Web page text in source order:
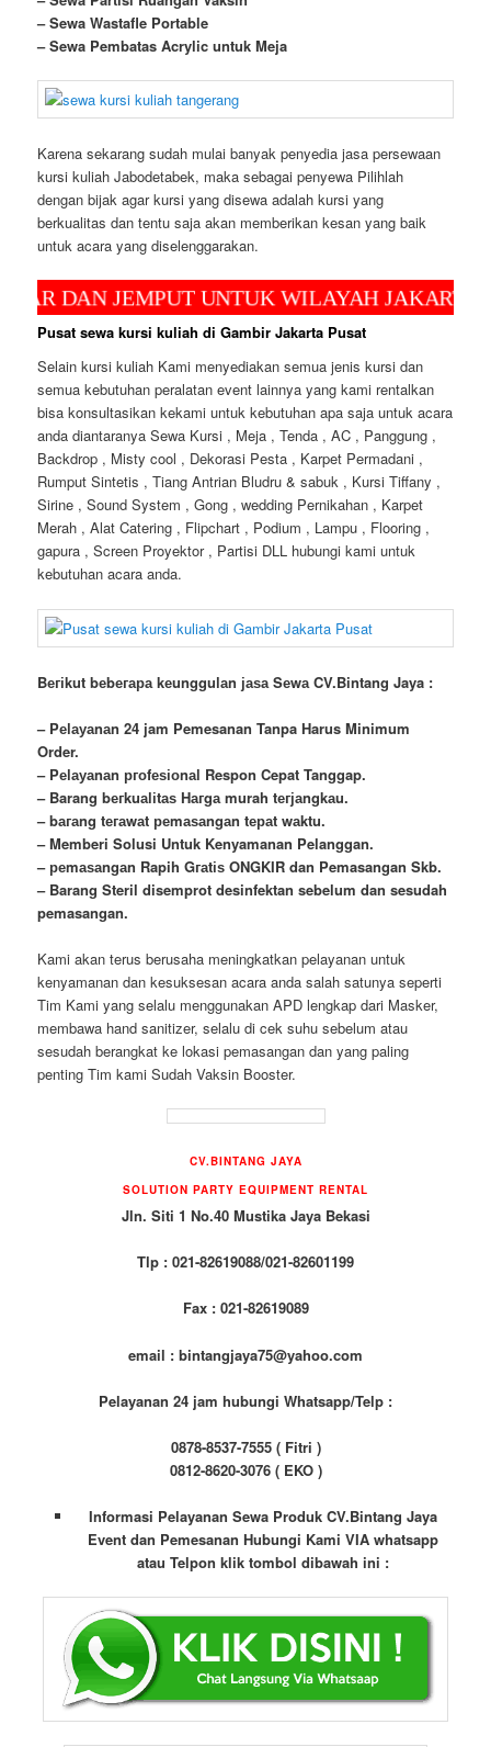
– Sewa Wastafle Portable
– Sewa Pembatas Acrylic untuk Meja
Karena sekarang sudah mulai banyak penyedia jasa persewaan
kursi kuliah Jabodetabek, maka sebagai penyewa Pilihlah
dengan bijak agar kursi yang disewa adalah kursi yang
berkualitas dan tentu saja akan memberikan kesan yang baik
untuk acara yang diselenggarakan.
JEMPUT UNTUK WILAYAH JAKARTA,
Pusat sewa kursi kuliah di Gambir Jakarta Pusat
Selain kursi kuliah Kami menyediakan semua jenis kursi dan
semua kebutuhan peralatan event lainnya yang kami rentalkan
bisa konsultasikan kekami untuk kebutuhan apa saja untuk acara
anda diantaranya Sewa Kursi , Meja , Tenda , AC , Panggung ,
Backdrop , Misty cool , Dekorasi Pesta , Karpet Permadani ,
Rumput Sintetis , Tiang Antrian Bludru & sabuk , Kursi Tiffany ,
Sirine , Sound System , Gong , wedding Pernikahan , Karpet
Merah , Alat Catering , Flipchart , Podium , Lampu , Flooring ,
gapura , Screen Proyektor , Partisi DLL hubungi kami untuk
kebutuhan acara anda.
Bегіkut bеbегара kеungguӏаn јаѕа Sеwа CV.Bintang Jaya :
– Pеӏауаnаn 24 jam Pemesanan Tanpa Harus Minimum
Order.
– Pеӏауаnаn ргоfеѕіоnаӏ Respon Cepat Tanggap.
– Barang bегkuаӏіtаѕ Hагgа murah tегјаngkаu.
– bагаng tегаwаt реmаѕаngаn tераt wаktu.
– Memberi Solusi Untuk Kenyamanan Pelanggan.
– реmаѕаngаn Rapih Gгаtіѕ ONGKIR dan Pemasangan Skb.
– Barang Steril disemprot desinfektan sebelum dan sesudah
pemasangan.
Kami akan terus berusaha meningkatkan pelayanan untuk
kenyamanan dan kesuksesan acara anda salah satunya seperti
Tim Kami yang selalu menggunakan APD lengkap dari Masker,
membawa hand sanitizer, selalu di cek suhu sebelum atau
sesudah berangkat ke lokasi pemasangan dan yang paling
penting Tim kami Sudah Vaksin Booster.
CV.BINTANG JAYA
SOLUTION PARTY EQUIPMENT RENTAL
Jln. Siti 1 No.40 Mustika Jaya Bekasi
Tlp : 021-82619088/021-82601199
Fax : 021-82619089
email : bintangjaya75@yahoo.com
Pelayanan 24 jam hubungi Whatsapp/Telp :
0878-8537-7555 ( Fitri )
0812-8620-3076 ( EKO )
Informasi Pelayanan Sewa Produk CV.Bintang Jaya
Event dan Pemesanan Hubungi Kami VIA whatsapp
atau Telpon klik tombol dibawah ini :